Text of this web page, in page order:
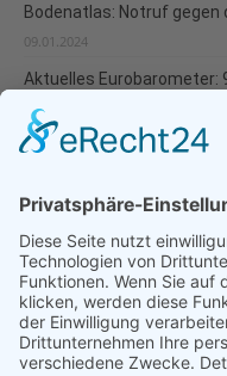
Bodenatlas: Notruf gegen
09.01.2024
Aktuelles Eurobarometer:
25.10.2023